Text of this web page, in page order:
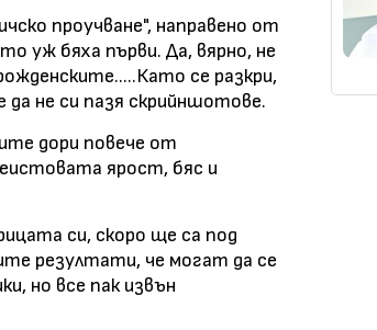
проучване", направено от
уж бяха първи. Да, вярно, не
се разкри,
да не си пазя скрийншотове.
дори повече от
ярост, бяс и
си, скоро ще са под
резултати, че могат да се
но все пак извън